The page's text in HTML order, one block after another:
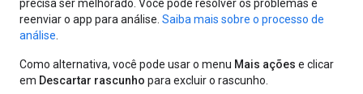
precisa ser melhorado. Você pode resolver os problemas e
reenviar o app para análise. Saiba mais sobre o processo de
análise
Como alternativa, você pode usar o menu Mais ações e clicar
em Descartar rascunho para excluir o rascunho.